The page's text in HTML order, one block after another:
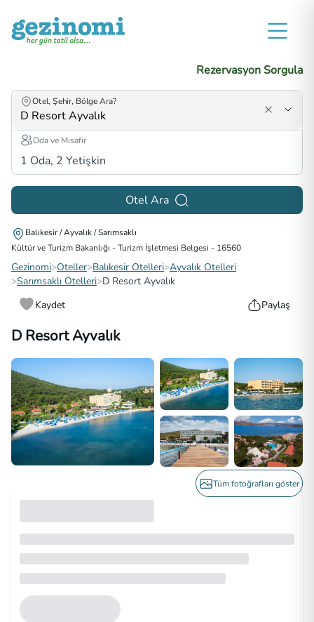
Rezervasyon Sorgula
Otel, Şehir, Bölge Ara?
Oda ve Misafir
1 Oda, 2 Yetişkin
Otel Ara
Balıkesir / Ayvalık / Sarımsaklı
Kültür ve Turizm Bakanlığı - Turizm İşletmesi Belgesi - 16560
Gezinomi>Oteller>Balıkesir Otelleri>Ayvalık Otelleri
>Sarımsaklı Otelleri>D Resort Ayvalık
Paylaş
Kaydet
D Resort Ayvalık
Tüm fotoğrafları göster